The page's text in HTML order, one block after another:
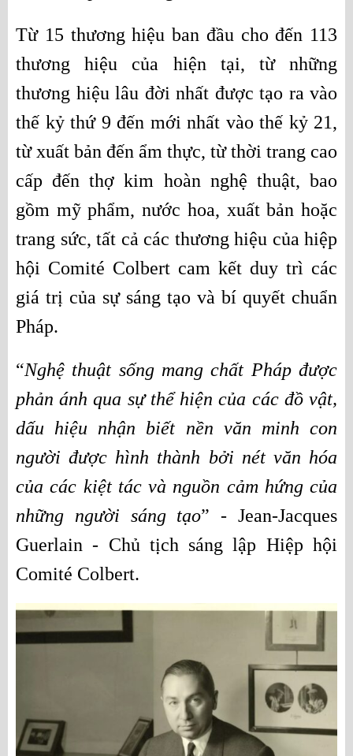
Từ 15 thương hiệu ban đầu cho đến 113
thương hiệu của hiện tại, từ những
thương hiệu lâu đời nhất được tạo ra vào
thế kỷ thứ 9 đến mới nhất vào thế kỷ 21,
từ xuất bản đến ẩm thực, từ thời trang cao
cấp đến thợ kim hoàn nghệ thuật, bao
gồm mỹ phẩm, nước hoa, xuất bản hoặc
trang sức, tất cả các thương hiệu của hiệp
hội Comité Colbert cam kết duy trì các
giá trị của sự sáng tạo và bí quyết chuẩn
Pháp.
“Nghệ thuật sống mang chất Pháp được
phản ánh qua sự thể hiện của các đồ vật,
dấu hiệu nhận biết nền văn minh con
người được hình thành bởi nét văn hóa
của các kiệt tác và nguồn cảm hứng của
những người sáng tạo” - Jean-Jacques
Guerlain - Chủ tịch sáng lập Hiệp hội
Comité Colbert.